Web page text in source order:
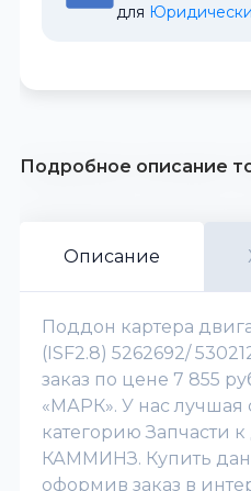
для
Подробное описание
Описание
Поддон картера
(ISF2.8) 5262692/
заказ по цене 7 855
«МАРК». У нас лучшая
категорию Запчасти
КАММИНЗ. Купить
оформив заказ в